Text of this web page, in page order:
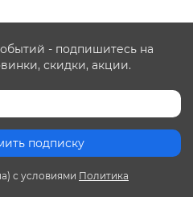
- подпишитесь на
скидки, акции.
подписку
с условиями Политика